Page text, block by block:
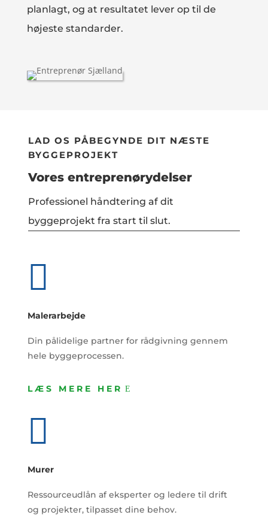
planlagt, og at resultatet lever op til de
højeste standarder.
LAD OS PÅBEGYNDE DIT NÆSTE
BYGGEPROJEKT
Vores entreprenørydelser
Professionel håndtering af dit
byggeprojekt fra start til slut.

Malerarbejde
Din pålidelige partner for rådgivning gennem
hele byggeprocessen.
LÆS MERE HER

Murer
Ressourceudlån af eksperter og ledere til drift
og projekter, tilpasset dine behov.